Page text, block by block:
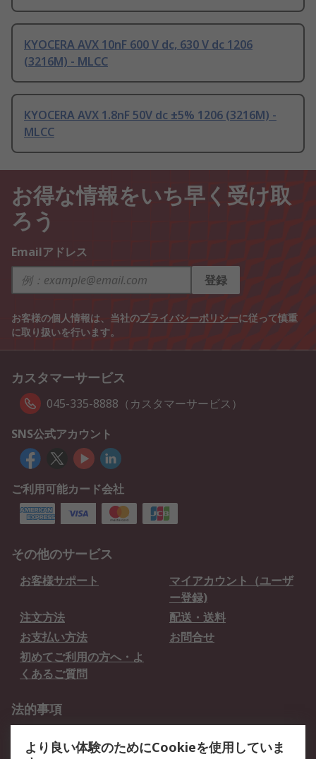
KYOCERA AVX 10nF 600 V dc, 630 V dc 1206
(3216M) - MLCC
KYOCERA AVX 1.8nF 50V dc ±5% 1206 (3216M) -
MLCC
お得な情報をいち早く受け取
ろう
Emailアドレス
登録
お客様の個人情報は、当社のプライバシーポリシーに従って慎重
に取り扱いを行います。
カスタマーサービス
045-335-8888（カスタマーサービス）
SNS公式アカウント
ご利用可能カード会社
その他のサービス
お客様サポート
マイアカウント（ユーザ
ー登録)
注文方法
配送・送料
お支払い方法
お問合せ
初めてご利用の方へ・よ
くあるご質問
法的事項
クッキーポリシー
より良い体験のためにCookieを使用していま